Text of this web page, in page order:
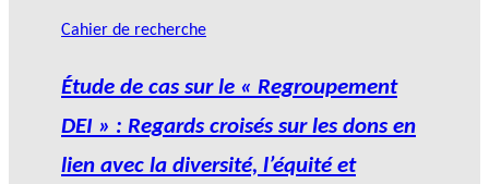
Cahier de recherche
Étude de cas sur le « Regroupement
DEI » : Regards croisés sur les dons en
lien avec la diversité, l’équité et